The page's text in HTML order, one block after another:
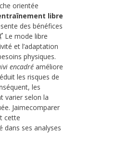
orientée
libre
des bénéfices
Le mode libre
et l’adaptation
physiques.
encadré améliore
les risques de
les
varier selon la
Jaimecomparer
cette
dans ses analyses